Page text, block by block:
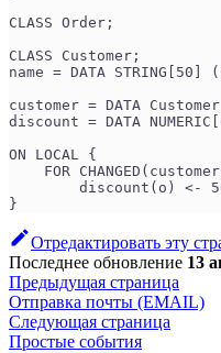
CLASS Order;
CLASS Customer;
name = DATA STRING[50]
customer = DATA
discount = DATA
ON LOCAL {
FOR
discount(o) <-
}
Отредактировать эту
Последнее обновление 13
Предыдущая страница
Отправка почты (EMAIL)
Следующая страница
Простые события